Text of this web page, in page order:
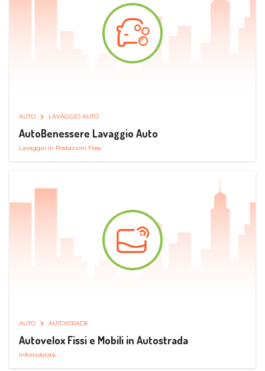
AUTO LAVAGGIO AUTO
AutoBenessere Lavaggio Auto
Lavaggio in Postazioni Fisse
AUTO AUTOSTRADE
Autovelox Fissi e Mobili in Autostrada
Infomobilità